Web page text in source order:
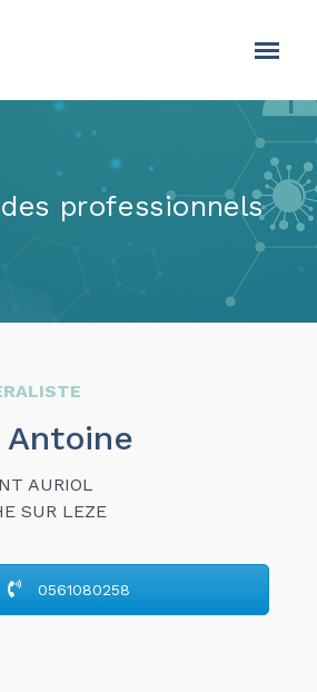
professionnels
Antoine
AURIOL
SUR LEZE
0561080258